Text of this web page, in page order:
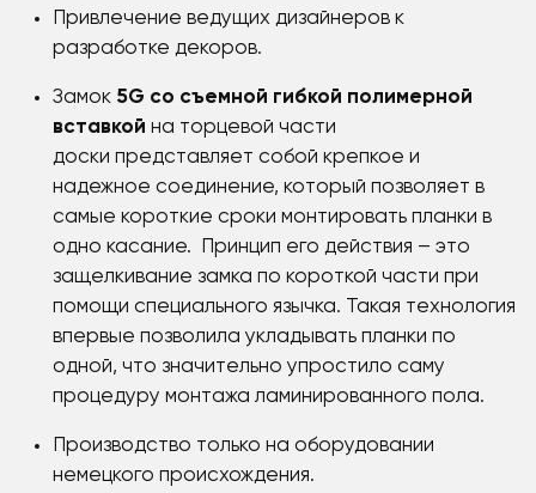
Привлечение ведущих дизайнеров к
разработке декоров.
Замок 5G со съемной гибкой полимерной
вставкой на торцевой части
доски представляет собой крепкое и
надежное соединение, который позволяет в
самые короткие сроки монтировать планки в
одно касание. Принцип его действия – это
защелкивание замка по короткой части при
помощи специального язычка. Такая технология
впервые позволила укладывать планки по
одной, что значительно упростило саму
процедуру монтажа ламинированного пола.
Производство только на оборудовании
немецкого происхождения.